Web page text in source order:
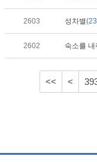
2603 성차별
2602 숙소를 내
<< <